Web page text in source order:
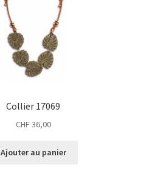
Collier 17069
CHF 36,00
Ajouter au panier